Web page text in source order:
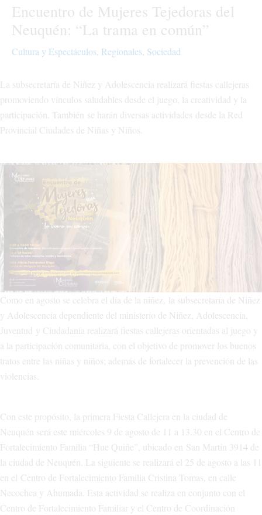
Encuentro de Mujeres Tejedoras del
Neuquén: “La trama en común”
Cultura y Espectáculos, Regionales, Sociedad
La subsecretaría de Niñez y Adolescencia realizará fiestas callejeras
promoviendo vínculos saludables desde el juego, la creatividad y la
participación. También se harán diversas actividades desde la Red
Provincial Ciudades de Niñas y Niños.
Como en agosto se celebra el día de la niñez, la subsecretaría de Niñez
y Adolescencia dependiente del ministerio de Niñez, Adolescencia,
Juventud y Ciudadanía realizará fiestas callejeras orientadas al juego y
a la participación comunitaria, con el objetivo de promover los buenos
tratos entre las niñas y niños; además de fortalecer la prevención de las
violencias.
Con este propósito, la primera Fiesta Callejera en la ciudad de
Neuquén será este miércoles 9 de agosto de 11 a 13.30 en el Centro de
Fortalecimiento Familia “Hue Quiñe”, ubicado en San Martín 3914 de
la ciudad de Neuquén. La siguiente se realizará el 25 de agosto a las 11
en el Centro de Fortalecimiento Familia Cristina Tomas, en calle
Necochea y Ahumada. Esta actividad se realiza en conjunto con el
Centro de Fortalecimiento Familiar y el Centro de Coordinación